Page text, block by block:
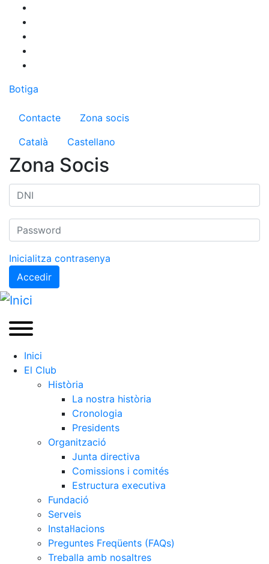
contingut
Botiga
Menú del compte d'usuari
Contacte
Zona socis
Català
Castellano
Zona Socis
Inicialitza contrasenya
Accedir
Inici
El Club
Història
La nostra història
Cronologia
Presidents
Organització
Junta directiva
Comissions i comités
Estructura executiva
Fundació
Serveis
Instal·lacions
Preguntes Freqüents (FAQs)
Treballa amb nosaltres